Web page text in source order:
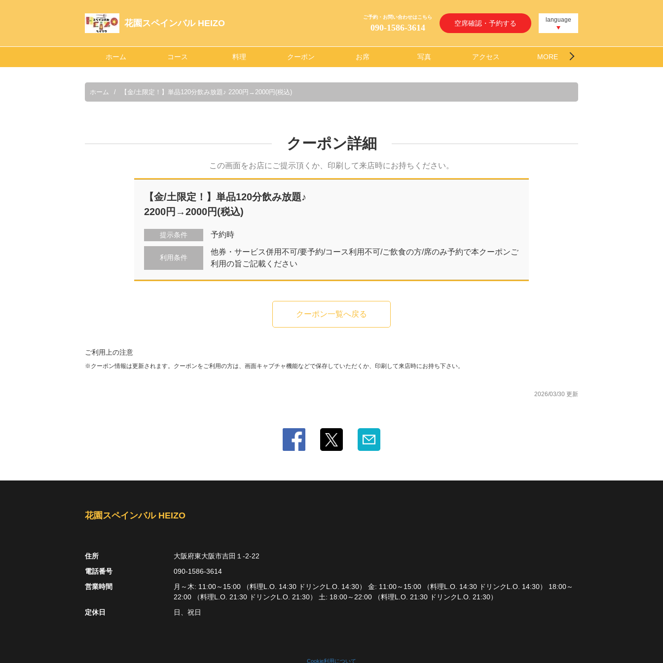
花園スペインバル HEIZO
ご予約・お問い合わせはこちら
090-1586-3614 空席確認・予約する language
ホーム コース 料理 クーポン お席 写真 アクセス MORE
ホーム 【金/土限定！】単品120分飲み放題♪ 2200円→2000円(税込)
クーポン詳細
この画面をお店にご提示頂くか、印刷して来店時にお持ちください。
【金/土限定！】単品120分飲み放題♪
2200円→2000円(税込)
提示条件 予約時
利用条件
他券・サービス併用不可/要予約/コース利用不可/ご飲食の方/席のみ予約で本クーポンご
利用の旨ご記載ください
クーポン一覧へ戻る
ご利用上の注意
クーポン情報は更新されます。クーポンをご利用の方は、画面キャプチャ機能などで保存していただくか、印刷して来店時にお持ち下さい。
2026/03/30 更新
花園スペインバル HEIZO
住所
大阪府東大阪市吉田１-2-22
電話番号
090-1586-3614
営業時間
月～木: 11:00～15:00 （料理L.O. 14:30 ドリンクL.O. 14:30） 金: 11:00～15:00 （料理L.O. 14:30 ドリンクL.O. 14:30） 18:00～
22:00 （料理L.O. 21:30 ドリンクL.O. 21:30） 土: 18:00～22:00 （料理L.O. 21:30 ドリンクL.O. 21:30）
定休日
日、祝日
Cookie利用について